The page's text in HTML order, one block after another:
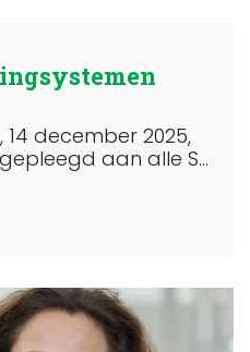
december 2025,
aan alle S...